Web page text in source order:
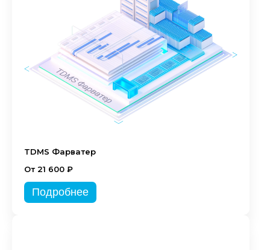
TDMS Фарватер
От 21 600 ₽
Подробнее